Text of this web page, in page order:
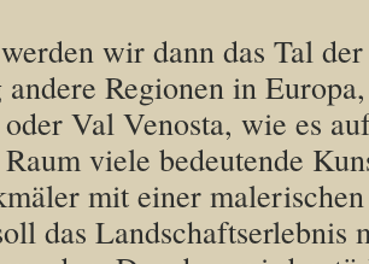
wir dann das Tal
Regionen in
Val Venosta, wie es
viele bedeutende
mit einer
das Landschaftserlebnis